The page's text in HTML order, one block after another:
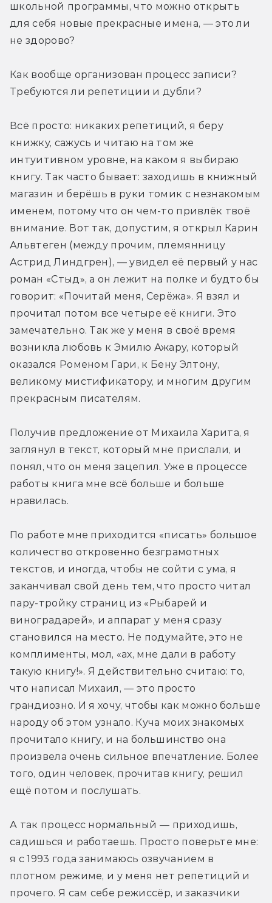
школьной программы, что можно открыть
для себя новые прекрасные имена, — это ли
не здорово?
Как вообще организован процесс записи?
Требуются ли репетиции и дубли?
Всё просто: никаких репетиций, я беру
книжку, сажусь и читаю на том же
интуитивном уровне, на каком я выбираю
книгу. Так часто бывает: заходишь в книжный
магазин и берёшь в руки томик с незнакомым
именем, потому что он чем-то привлёк твоё
внимание. Вот так, допустим, я открыл Карин
Альвтеген (между прочим, племянницу
Астрид Линдгрен), — увидел её первый у нас
роман «Стыд», а он лежит на полке и будто бы
говорит: «Почитай меня, Серёжа». Я взял и
прочитал потом все четыре её книги. Это
замечательно. Так же у меня в своё время
возникла любовь к Эмилю Ажару, который
оказался Роменом Гари, к Бену Элтону,
великому мистификатору, и многим другим
прекрасным писателям.
Получив предложение от Михаила Харита, я
заглянул в текст, который мне прислали, и
понял, что он меня зацепил. Уже в процессе
работы книга мне всё больше и больше
нравилась.
По работе мне приходится «писать» большое
количество откровенно безграмотных
текстов, и иногда, чтобы не сойти с ума, я
заканчивал свой день тем, что просто читал
пару-тройку страниц из «Рыбарей и
виноградарей», и аппарат у меня сразу
становился на место. Не подумайте, это не
комплименты, мол, «ах, мне дали в работу
такую книгу!». Я действительно считаю: то,
что написал Михаил, — это просто
грандиозно. И я хочу, чтобы как можно больше
народу об этом узнало. Куча моих знакомых
прочитало книгу, и на большинство она
произвела очень сильное впечатление. Более
того, один человек, прочитав книгу, решил
ещё потом и послушать.
А так процесс нормальный — приходишь,
садишься и работаешь. Просто поверьте мне:
я с 1993 года занимаюсь озвучанием в
плотном режиме, и у меня нет репетиций и
прочего. Я сам себе режиссёр, и заказчики